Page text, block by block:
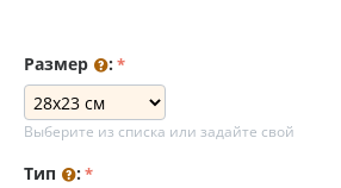
Размер :
Выберите из списка или задайте свой
Тип :